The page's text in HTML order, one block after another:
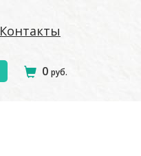
Контакты
0 руб.